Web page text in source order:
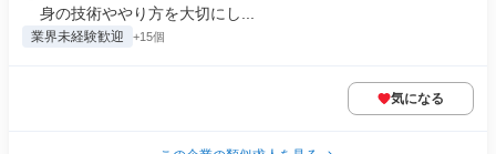
身の技術ややり方を大切にし...
業界未経験歓迎 +15個
気になる